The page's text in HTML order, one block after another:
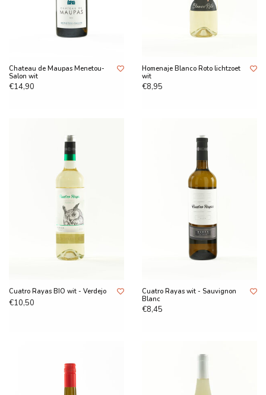
Chateau de Maupas Menetou-
Salon wit
€14,90
Homenaje Blanco Roto lichtzoet
wit
€8,95
Cuatro Rayas BIO wit - Verdejo
€10,50
Cuatro Rayas wit - Sauvignon
Blanc
€8,45